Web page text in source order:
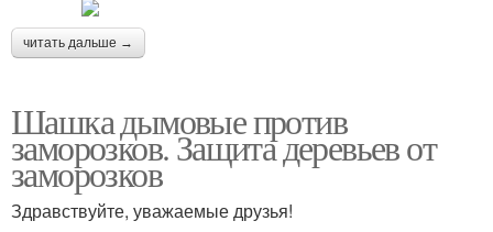
читать дальше →
Шашка дымовые против
заморозков. Защита деревьев от
заморозков
Здравствуйте, уважаемые друзья!